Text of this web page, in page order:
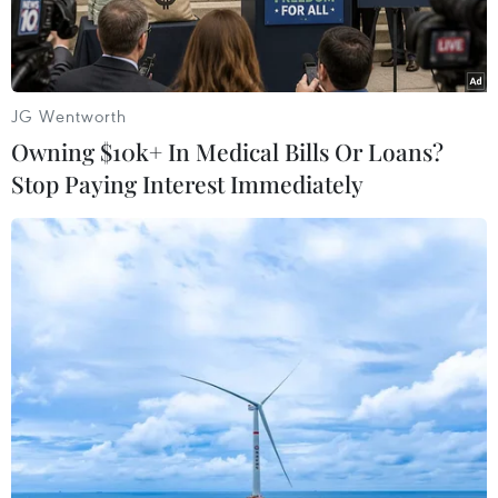
động sản.
Các tòa nhà tại Thượng Hải, Trung Quốc. (Ảnh: AFP/ TTXVN)
Chính phủ Trung Quốc đã đưa ra kế hoạch tham
vọng nhất từ trước đến nay để giải cứu thị
trường bất động sản.
JG Wentworth
Owning $10k+ In Medical Bills Or Loans?
Stop Paying Interest Immediately